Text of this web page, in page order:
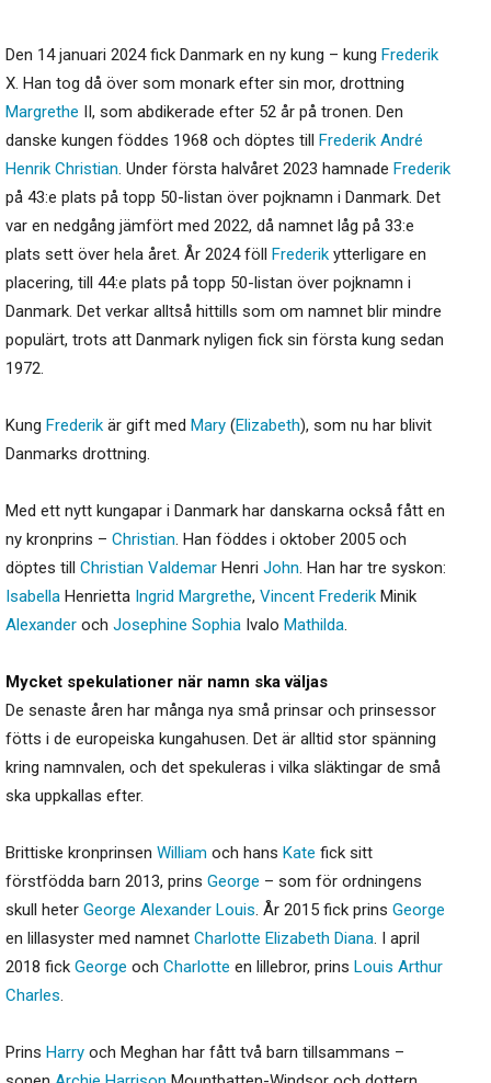
Den 14 januari 2024 fick Danmark en ny kung – kung Frederik
X. Han tog då över som monark efter sin mor, drottning
Margrethe II, som abdikerade efter 52 år på tronen. Den
danske kungen föddes 1968 och döptes till Frederik André
Henrik Christian. Under första halvåret 2023 hamnade Frederik
på 43:e plats på topp 50-listan över pojknamn i Danmark. Det
var en nedgång jämfört med 2022, då namnet låg på 33:e
plats sett över hela året. År 2024 föll Frederik ytterligare en
placering, till 44:e plats på topp 50-listan över pojknamn i
Danmark. Det verkar alltså hittills som om namnet blir mindre
populärt, trots att Danmark nyligen fick sin första kung sedan
1972.
Kung Frederik är gift med Mary (Elizabeth), som nu har blivit
Danmarks drottning.
Med ett nytt kungapar i Danmark har danskarna också fått en
ny kronprins – Christian. Han föddes i oktober 2005 och
döptes till Christian Valdemar Henri John. Han har tre syskon:
Isabella Henrietta Ingrid Margrethe, Vincent Frederik Minik
Alexander och Josephine Sophia Ivalo Mathilda.
Mycket spekulationer när namn ska väljas
De senaste åren har många nya små prinsar och prinsessor
fötts i de europeiska kungahusen. Det är alltid stor spänning
kring namnvalen, och det spekuleras i vilka släktingar de små
ska uppkallas efter.
Brittiske kronprinsen William och hans Kate fick sitt
förstfödda barn 2013, prins George – som för ordningens
skull heter George Alexander Louis. År 2015 fick prins George
en lillasyster med namnet Charlotte Elizabeth Diana. I april
2018 fick George och Charlotte en lillebror, prins Louis Arthur
Charles.
Prins Harry och Meghan har fått två barn tillsammans –